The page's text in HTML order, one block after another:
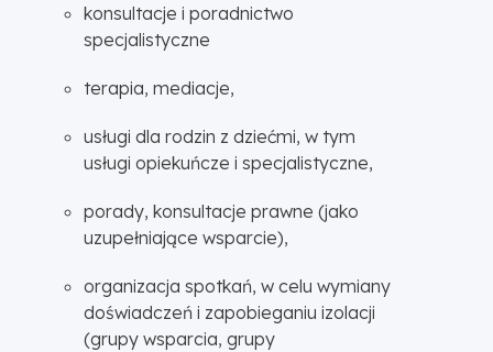
konsultacje i poradnictwo
specjalistyczne
terapia, mediacje,
usługi dla rodzin z dziećmi, w tym
usługi opiekuńcze i specjalistyczne,
porady, konsultacje prawne (jako
uzupełniające wsparcie),
organizacja spotkań, w celu wymiany
doświadczeń i zapobieganiu izolacji
(grupy wsparcia, grupy